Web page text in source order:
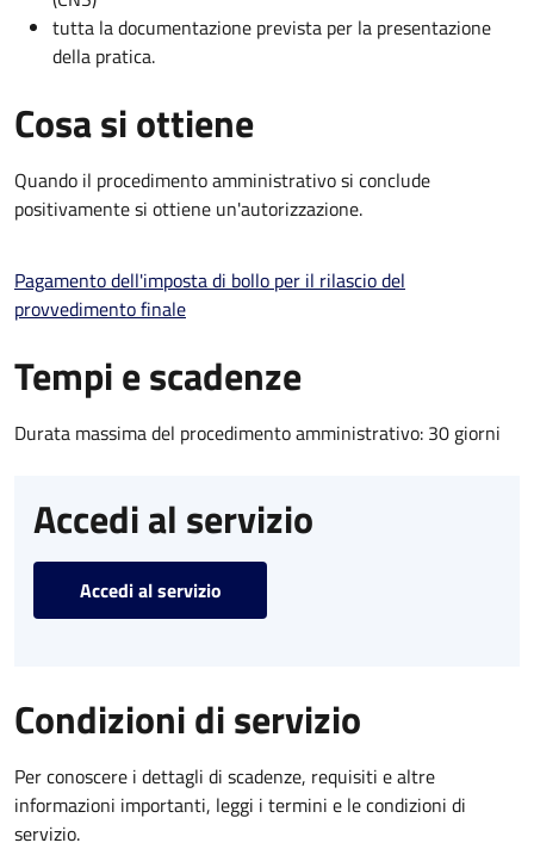
tutta la documentazione prevista per la presentazione
della pratica.
Cosa si ottiene
Quando il procedimento amministrativo si conclude
positivamente si ottiene un'autorizzazione.
Pagamento dell'imposta di bollo per il rilascio del
provvedimento finale
Tempi e scadenze
Durata massima del procedimento amministrativo: 30 giorni
Accedi al servizio
Accedi al servizio
Condizioni di servizio
Per conoscere i dettagli di scadenze, requisiti e altre
informazioni importanti, leggi i termini e le condizioni di
servizio.